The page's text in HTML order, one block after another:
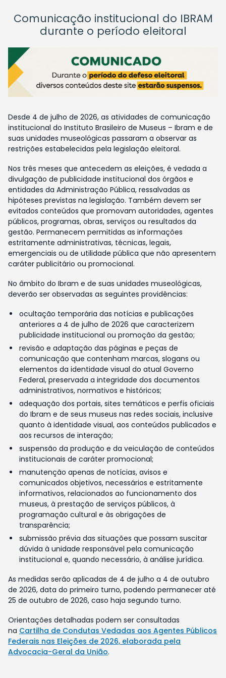
Comunicação institucional do IBRAM
durante o período eleitoral
Desde 4 de julho de 2026, as atividades de comunicação
institucional do Instituto Brasileiro de Museus – Ibram e de
suas unidades museológicas passaram a observar as
restrições estabelecidas pela legislação eleitoral.
Nos três meses que antecedem as eleições, é vedada a
divulgação de publicidade institucional dos órgãos e
entidades da Administração Pública, ressalvadas as
hipóteses previstas na legislação. Também devem ser
evitados conteúdos que promovam autoridades, agentes
públicos, programas, obras, serviços ou resultados da
gestão. Permanecem permitidas as informações
estritamente administrativas, técnicas, legais,
emergenciais ou de utilidade pública que não apresentem
caráter publicitário ou promocional.
No âmbito do Ibram e de suas unidades museológicas,
deverão ser observadas as seguintes providências:
ocultação temporária das notícias e publicações
anteriores a 4 de julho de 2026 que caracterizem
publicidade institucional ou promoção da gestão;
revisão e adaptação das páginas e peças de
comunicação que contenham marcas, slogans ou
elementos da identidade visual do atual Governo
Federal, preservada a integridade dos documentos
administrativos, normativos e históricos;
adequação dos portais, sites temáticos e perfis oficiais
do Ibram e de seus museus nas redes sociais, inclusive
quanto à identidade visual, aos conteúdos publicados e
aos recursos de interação;
suspensão da produção e da veiculação de conteúdos
institucionais de caráter promocional;
manutenção apenas de notícias, avisos e
comunicados objetivos, necessários e estritamente
informativos, relacionados ao funcionamento dos
museus, à prestação de serviços públicos, à
programação cultural e às obrigações de
transparência;
submissão prévia das situações que possam suscitar
dúvida à unidade responsável pela comunicação
institucional e, quando necessário, à análise jurídica.
As medidas serão aplicadas de 4 de julho a 4 de outubro
de 2026, data do primeiro turno, podendo permanecer até
25 de outubro de 2026, caso haja segundo turno.
Orientações detalhadas podem ser consultadas
na Cartilha de Condutas Vedadas aos Agentes Públicos
Federais nas Eleições de 2026, elaborada pela
Advocacia-Geral da União.